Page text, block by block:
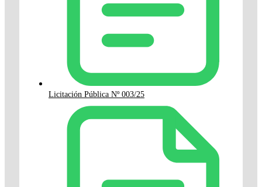
Licitación Pública Nº 003/25